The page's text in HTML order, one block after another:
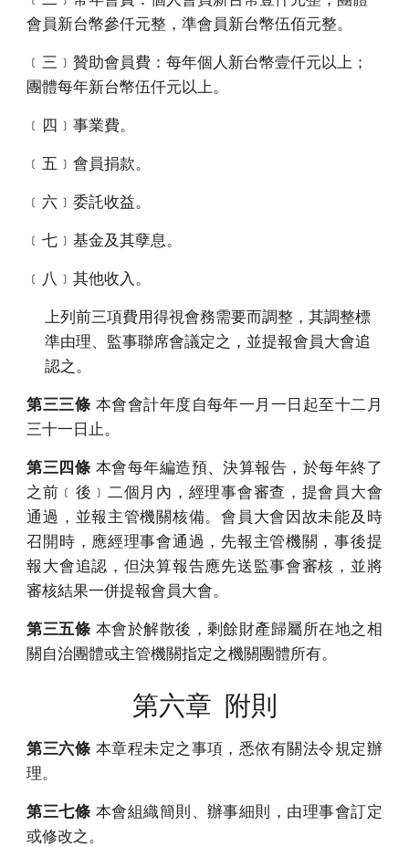
會員新台幣參仟元整，準會員新台幣伍佰元整。
﹝三﹞贊助會員費：每年個人新台幣壹仟元以上；
團體每年新台幣伍仟元以上。
﹝四﹞事業費。
﹝五﹞會員捐款。
﹝六﹞委託收益。
﹝七﹞基金及其孽息。
﹝八﹞其他收入。
上列前三項費用得視會務需要而調整，其調整標
準由理、監事聯席會議定之，並提報會員大會追
認之。
第三三條 本會會計年度自每年一月一日起至十二月
三十一日止。
第三四條 本會每年編造預、決算報告，於每年終了
之前﹝後﹞二個月內，經理事會審查，提會員大會
通過，並報主管機關核備。會員大會因故未能及時
召開時，應經理事會通過，先報主管機關，事後提
報大會追認，但決算報告應先送監事會審核，並將
審核結果一併提報會員大會。
第三五條 本會於解散後，剩餘財產歸屬所在地之相
關自治團體或主管機關指定之機關團體所有。
第六章 附則
第三六條 本章程未定之事項，悉依有關法令規定辦
理。
第三七條 本會組織簡則、辦事細則，由理事會訂定
或修改之。